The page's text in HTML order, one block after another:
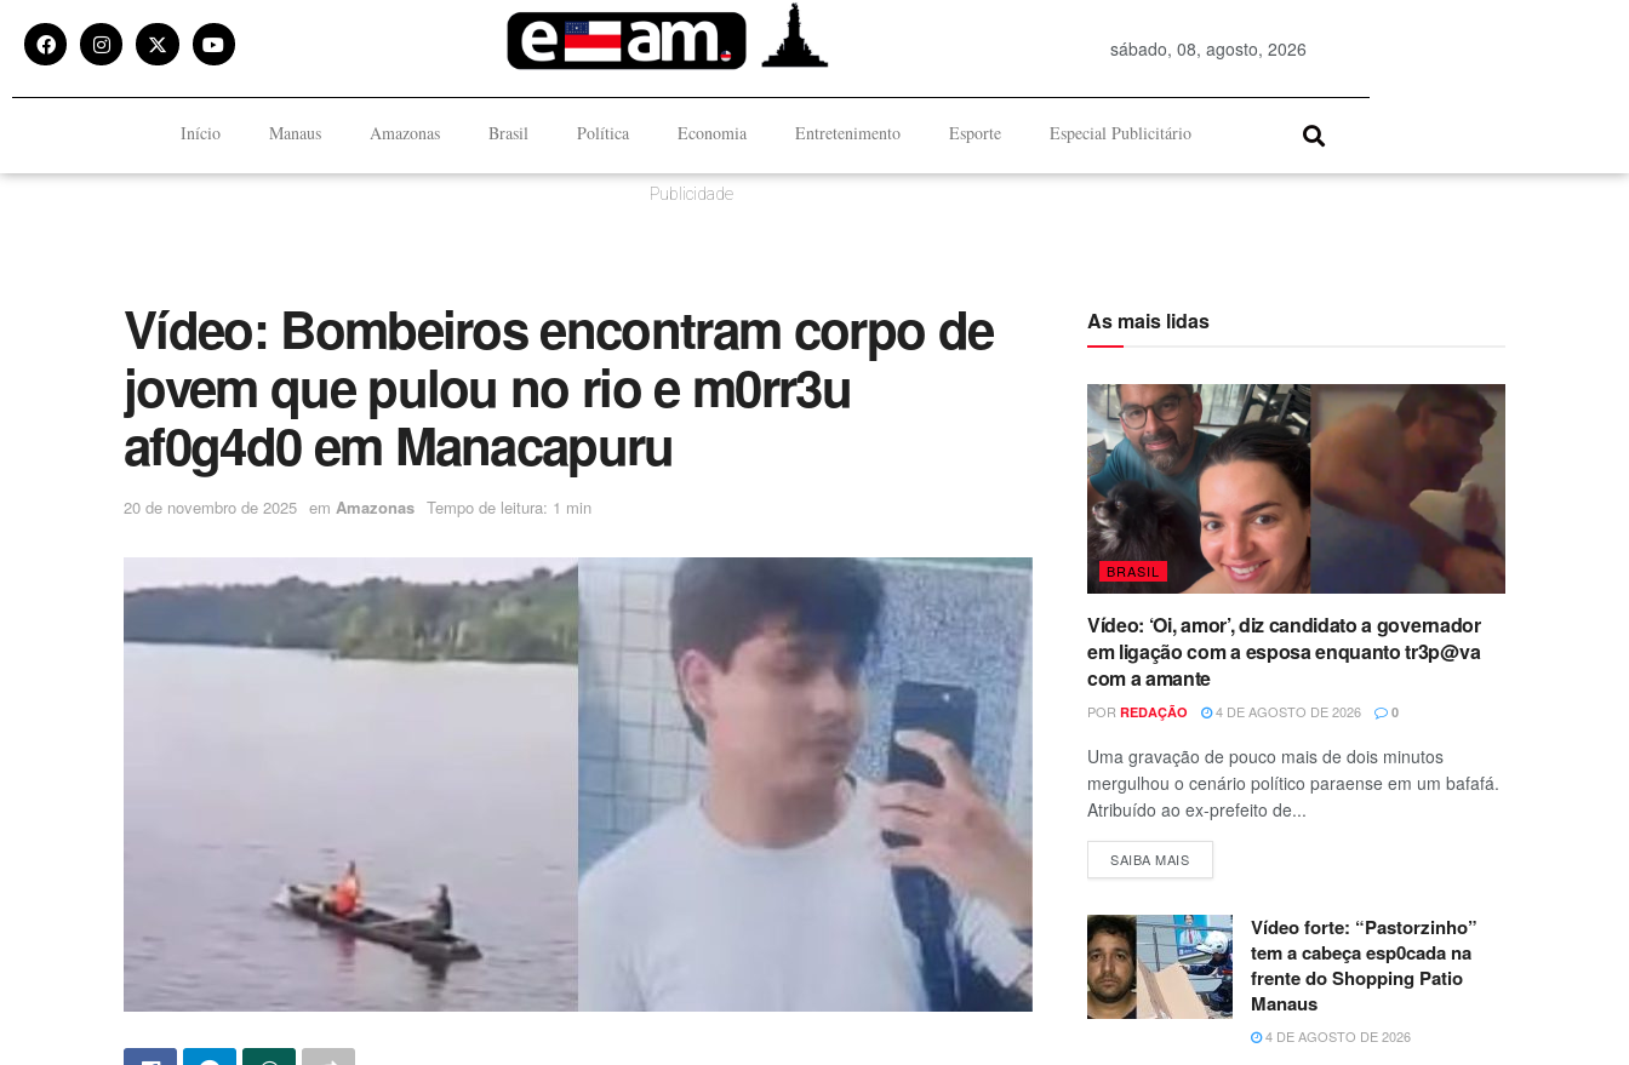
sábado, 08, agosto, 2026
Início Manaus Amazonas Brasil Política Economia Entretenimento Esporte Especial Publicitário
Publicidade
Vídeo: Bombeiros encontram corpo de
jovem que pulou no rio e m0rr3u
af0g4d0 em Manacapuru
20 de novembro de 2025 em Amazonas Tempo de leitura: 1 min
As mais lidas
BRASIL
Vídeo: ‘Oi, amor’, diz candidato a governador
em ligação com a esposa enquanto tr3p@va
com a amante
POR REDAÇÃO 4 DE AGOSTO DE 2026 0
Uma gravação de pouco mais de dois minutos
mergulhou o cenário político paraense em um bafafá.
Atribuído ao ex-prefeito de...
SAIBA MAIS
Vídeo forte: “Pastorzinho”
tem a cabeça esp0cada na
frente do Shopping Patio
Manaus
4 DE AGOSTO DE 2026